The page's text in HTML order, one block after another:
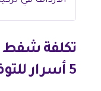
تكلفة شفط
5 أسرار للتوفير الذكي